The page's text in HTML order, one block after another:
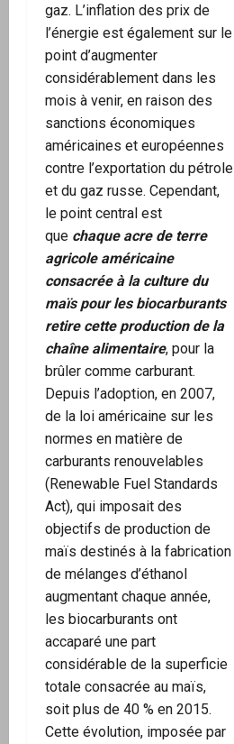
gaz. L’inflation des prix de
l’énergie est également sur le
point d’augmenter
considérablement dans les
mois à venir, en raison des
sanctions économiques
américaines et européennes
contre l’exportation du pétrole
et du gaz russe. Cependant,
le point central est
que chaque acre de terre
agricole américaine
consacrée à la culture du
maïs pour les biocarburants
retire cette production de la
chaîne alimentaire, pour la
brûler comme carburant.
Depuis l’adoption, en 2007,
de la loi américaine sur les
normes en matière de
carburants renouvelables
(Renewable Fuel Standards
Act), qui imposait des
objectifs de production de
maïs destinés à la fabrication
de mélanges d’éthanol
augmentant chaque année,
les biocarburants ont
accaparé une part
considérable de la superficie
totale consacrée au maïs,
soit plus de 40 % en 2015.
Cette évolution, imposée par